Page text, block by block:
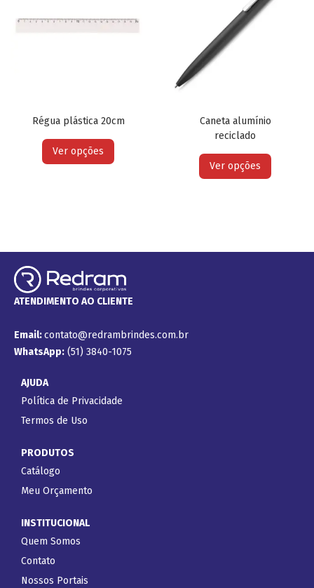
Régua plástica 20cm
Ver opções
Caneta alumínio
reciclado
Ver opções
ATENDIMENTO AO CLIENTE
Email:contato@redrambrindes.com.br
WhatsApp: (51) 3840-1075
AJUDA
Política de Privacidade
Termos de Uso
PRODUTOS
Catálogo
Meu Orçamento
INSTITUCIONAL
Quem Somos
Contato
Nossos Portais